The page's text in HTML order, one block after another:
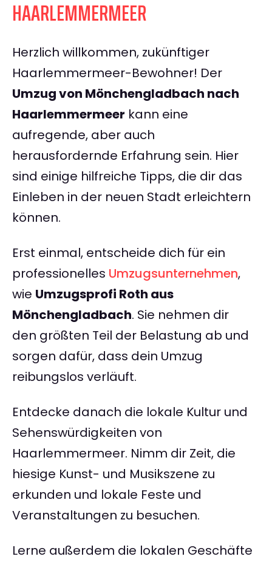
HAARLEMMERMEER
Herzlich willkommen, zukünftiger
Haarlemmermeer-Bewohner! Der
Umzug von Mönchengladbach nach
Haarlemmermeer kann eine
aufregende, aber auch
herausfordernde Erfahrung sein. Hier
sind einige hilfreiche Tipps, die dir das
Einleben in der neuen Stadt erleichtern
können.
Erst einmal, entscheide dich für ein
professionelles Umzugsunternehmen,
wie Umzugsprofi Roth aus
Mönchengladbach. Sie nehmen dir
den größten Teil der Belastung ab und
sorgen dafür, dass dein Umzug
reibungslos verläuft.
Entdecke danach die lokale Kultur und
Sehenswürdigkeiten von
Haarlemmermeer. Nimm dir Zeit, die
hiesige Kunst- und Musikszene zu
erkunden und lokale Feste und
Veranstaltungen zu besuchen.
Lerne außerdem die lokalen Geschäfte